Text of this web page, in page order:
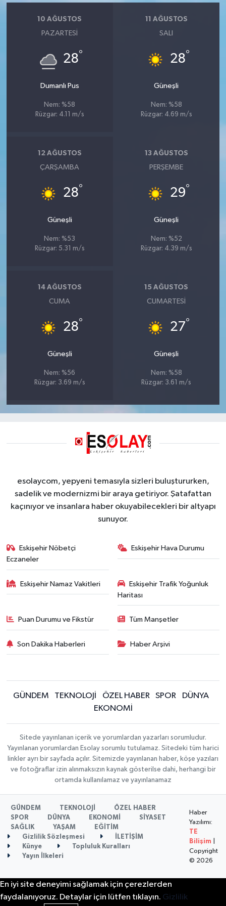
10 AĞUSTOS
PAZARTESI
28°
Dumanlı Pus
Nem: %58
Rüzgar: 4.11 m/s
11 AĞUSTOS
SALI
28°
Güneşli
Nem: %58
Rüzgar: 4.69 m/s
12 AĞUSTOS
ÇARŞAMBA
28°
Güneşli
Nem: %53
Rüzgar: 5.31 m/s
13 AĞUSTOS
PERŞEMBE
29°
Güneşli
Nem: %52
Rüzgar: 4.39 m/s
14 AĞUSTOS
CUMA
28°
Güneşli
Nem: %56
Rüzgar: 3.69 m/s
15 AĞUSTOS
CUMARTESI
27°
Güneşli
Nem: %58
Rüzgar: 3.61 m/s
esolaycom, yepyeni temasıyla sizleri buluştururken,
sadelik ve modernizmi bir araya getiriyor. Şatafattan
kaçınıyor ve insanlara haber okuyabilecekleri bir altyapı
sunuyor.
Eskişehir Nöbetçi
Eczaneler
Eskişehir Hava Durumu
Eskişehir Namaz Vakitleri
Eskişehir Trafik Yoğunluk
Haritası
Puan Durumu ve Fikstür Tüm Manşetler
Son Dakika Haberleri Haber Arşivi
GÜNDEM TEKNOLOJİ ÖZEL HABER SPOR
DÜNYA
EKONOMİ
Sitede yayınlanan içerik ve yorumlardan yazarları sorumludur.
Yayınlanan yorumlardan Esolay sorumlu tutulamaz. Sitedeki tüm harici
linkler ayrı bir sayfada açılır. Sitemizde yayınlanan haber, köşe yazıları
ve fotoğraflar izin alınmaksızın kaynak gösterilse dahi, herhangi bir
ortamda kullanılamaz ve yayınlanamaz
GÜNDEM TEKNOLOJİ
ÖZEL HABER
SPOR
DÜNYA EKONOMİ
SİYASET
SAĞLIK
YAŞAM
EĞİTİM
Gizlilik Sözleşmesi
İLETİŞİM
Künye
Topluluk Kuralları
Yayın İlkeleri
Haber
Yazılımı:
TE
Bilişim
Copyright
© 2026
En iyi site deneyimi sağlamak için çerezlerden
faydalanıyoruz. Detaylar için lütfen tıklayın. Gizlilik